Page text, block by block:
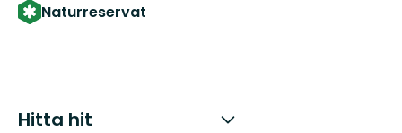
Naturreservat
Hitta hit